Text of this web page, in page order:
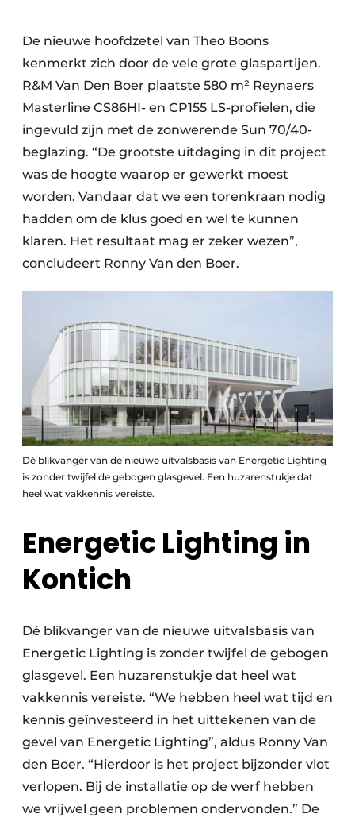
De nieuwe hoofdzetel van Theo Boons
kenmerkt zich door de vele grote glaspartijen.
R&M Van Den Boer plaatste 580 m² Reynaers
Masterline CS86HI- en CP155 LS-profielen, die
ingevuld zijn met de zonwerende Sun 70/40-
beglazing. “De grootste uitdaging in dit project
was de hoogte waarop er gewerkt moest
worden. Vandaar dat we een torenkraan nodig
hadden om de klus goed en wel te kunnen
klaren. Het resultaat mag er zeker wezen”,
concludeert Ronny Van den Boer.
Dé blikvanger van de nieuwe uitvalsbasis van Energetic Lighting
is zonder twijfel de gebogen glasgevel. Een huzarenstukje dat
heel wat vakkennis vereiste.
Energetic Lighting in
Kontich
Dé blikvanger van de nieuwe uitvalsbasis van
Energetic Lighting is zonder twijfel de gebogen
glasgevel. Een huzarenstukje dat heel wat
vakkennis vereiste. “We hebben heel wat tijd en
kennis geïnvesteerd in het uittekenen van de
gevel van Energetic Lighting”, aldus Ronny Van
den Boer. “Hierdoor is het project bijzonder vlot
verlopen. Bij de installatie op de werf hebben
we vrijwel geen problemen ondervonden.” De